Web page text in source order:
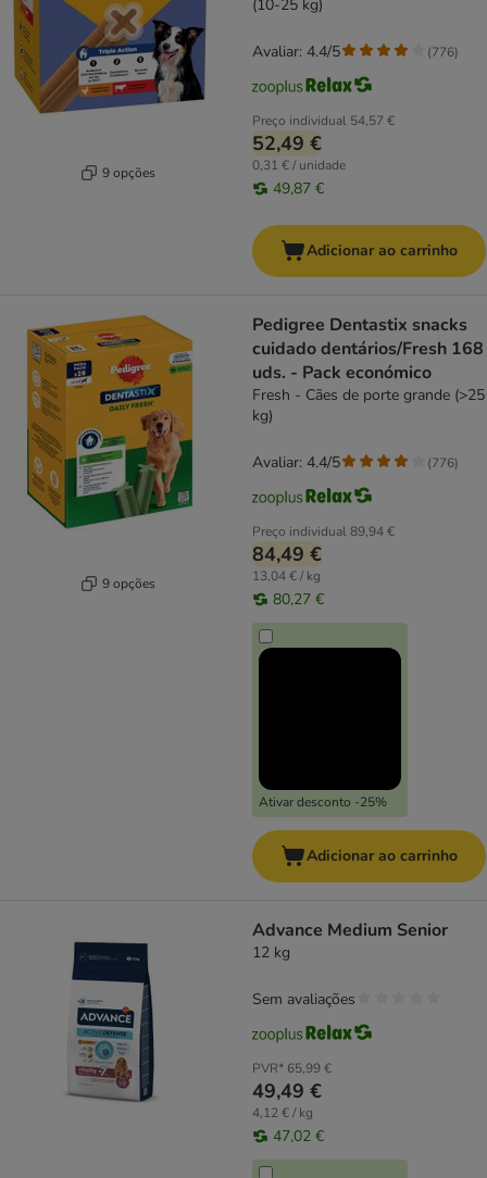
9 opções
(10-25 kg)
Preço individual 54,57 €
52,49 €
0,31 € / unidade
49,87 €
Avaliar: 4.4/5 (776)
Adicionar ao carrinho
9 opções
Pedigree Dentastix snacks
cuidado dentários/Fresh 168
uds. - Pack económico
Fresh - Cães de porte grande (>25
kg)
Preço individual89,94 €
84,49 €
13,04 € / kg
80,27 €
Ativar desconto -25%
Avaliar: 4.4/5 (776)
Adicionar ao carrinho
Advance Medium Senior
12 kg
PVR* 65,99 €
49,49 €
4,12 € / kg
47,02 €
Sem avaliações